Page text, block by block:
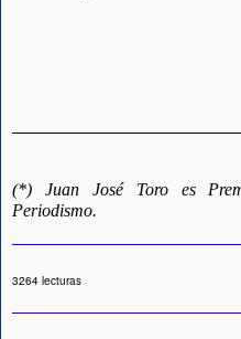
(*) Juan José Toro es
Periodismo.
3264 lecturas